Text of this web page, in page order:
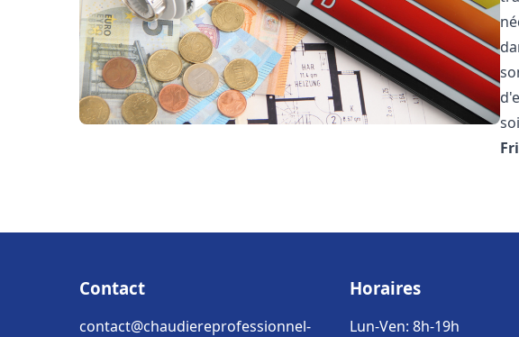
Contact
contact@chaudiereprofessionnel-
Horaires
Lun-Ven: 8h-19h